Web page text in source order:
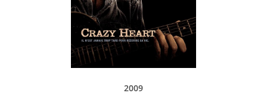
2009